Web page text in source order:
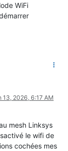
WiFi
13, 2026, 6:17 AM
mesh Linksys
le wifi de
cochées mes